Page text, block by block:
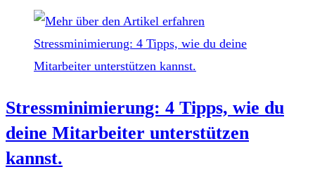
Stressminimierung: 4 Tipps, wie du
deine Mitarbeiter unterstützen
kannst.